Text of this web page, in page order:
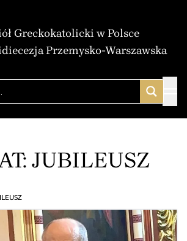
Greckokatolicki w Polsce
Przemysko-Warszawska
JUBILEUSZ